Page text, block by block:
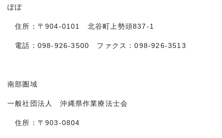
ぽぽ
住所：〒904-0101 北谷町上勢頭837-1
電話：098-926-3500 ファクス：098-926-3513
南部圏域
一般社団法人 沖縄県作業療法士会
住所：〒903-0804